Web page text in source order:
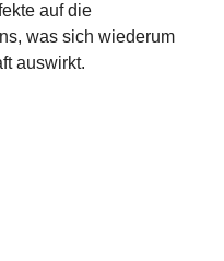
auf die
was sich wiederum
auswirkt.